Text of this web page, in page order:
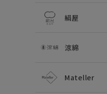
絹屋
涼綿
Mateller